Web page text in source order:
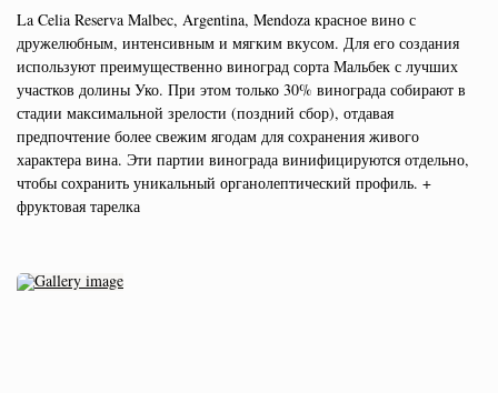
La Celia Reserva Malbec, Argentina, Mendoza красное вино с
дружелюбным, интенсивным и мягким вкусом. Для его создания
используют преимущественно виноград сорта Мальбек с лучших
участков долины Уко. При этом только 30% винограда собирают в
стадии максимальной зрелости (поздний сбор), отдавая
предпочтение более свежим ягодам для сохранения живого
характера вина. Эти партии винограда винифицируются отдельно,
чтобы сохранить уникальный органолептический профиль. +
фруктовая тарелка